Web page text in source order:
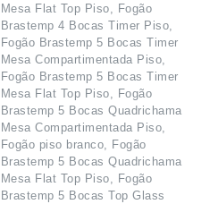
Mesa Flat Top Piso, Fogão
Brastemp 4 Bocas Timer Piso,
Fogão Brastemp 5 Bocas Timer
Mesa Compartimentada Piso,
Fogão Brastemp 5 Bocas Timer
Mesa Flat Top Piso, Fogão
Brastemp 5 Bocas Quadrichama
Mesa Compartimentada Piso,
Fogão piso branco, Fogão
Brastemp 5 Bocas Quadrichama
Mesa Flat Top Piso, Fogão
Brastemp 5 Bocas Top Glass